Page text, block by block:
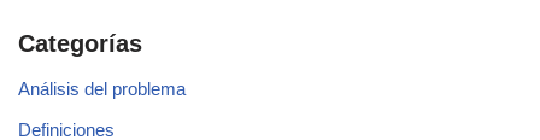
Categorías
Análisis del problema
Definiciones